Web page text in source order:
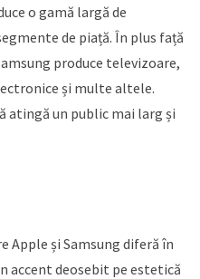
o gamă largă de
de piață. În plus față
produce televizoare,
și multe altele.
atingă un public mai larg și
Apple și Samsung diferă în
accent deosebit pe estetică